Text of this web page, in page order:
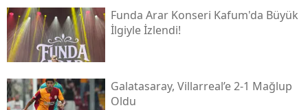
Funda Arar Konseri Kafum'da Büyük
İlgiyle İzlendi!
Galatasaray, Villarreal’e 2-1 Mağlup
Oldu